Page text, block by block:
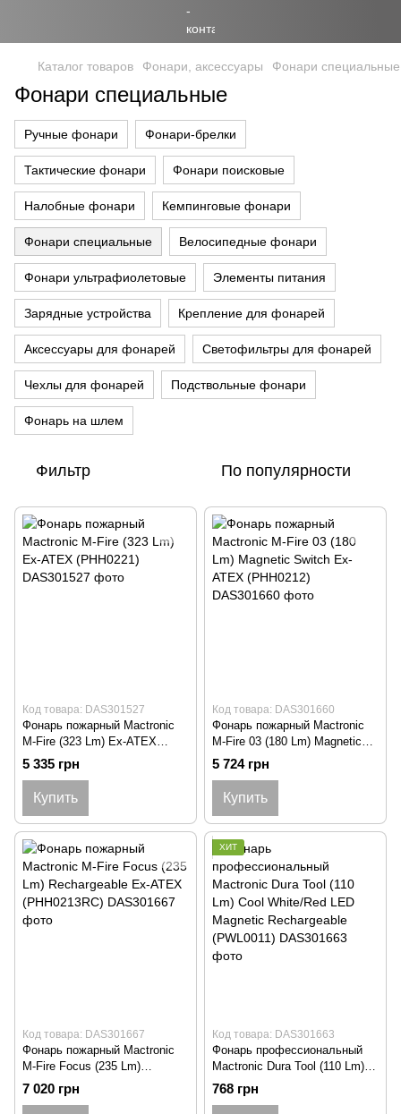
Каталог товаров Фонари, аксессуары Фонари специальные
Фонари специальные
Ручные фонари Фонари-брелки
Тактические фонари Фонари поисковые
Налобные фонари Кемпинговые фонари
Фонари специальные Велосипедные фонари
Фонари ультрафиолетовые Элементы питания
Зарядные устройства Крепление для фонарей
Аксессуары для фонарей Светофильтры для фонарей
Чехлы для фонарей Подствольные фонари
Фонарь на шлем
Фильтр По популярности
Код товара: DAS301527
Фонарь пожарный Mactronic
M-Fire (323 Lm) Ex-ATEX
(PHH0221)
5 335 грн
Купить
Код товара: DAS301660
Фонарь пожарный Mactronic
M-Fire 03 (180 Lm) Magnetic
Switch Ex-ATEX (PHH0212)
5 724 грн
Купить
Код товара: DAS301667
Фонарь пожарный Mactronic
M-Fire Focus (235 Lm)
Rechargeable Ex-ATEX
(PHH0213RC)
7 020 грн
ХИТ
Код товара: DAS301663
Фонарь профессиональный
Mactronic Dura Tool (110 Lm)
Cool White/Red LED Magnetic
Rechargeable (PWL0011)
768 грн